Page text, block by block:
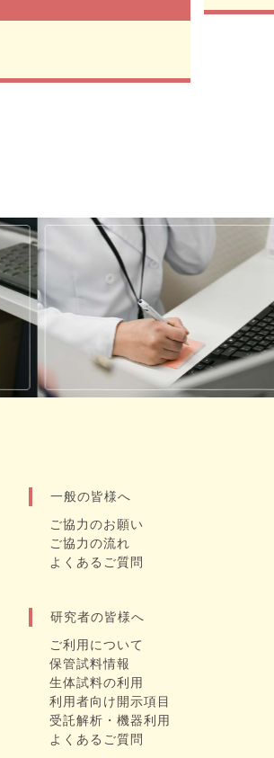
一般の皆様へ
ご協力のお願い
ご協力の流れ
よくあるご質問
研究者の皆様へ
ご利用について
保管試料情報
生体試料の利用
利用者向け開示項目
受託解析・機器利用
よくあるご質問